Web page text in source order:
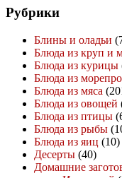
Рубрики
Блины и оладьи
Блюда из круп и
Блюда из курицы
Блюда из
Блюда из мяса
Блюда из овощей
Блюда из птицы
Блюда из рыбы
Блюда из яиц (10)
Десерты (40)
Домашние